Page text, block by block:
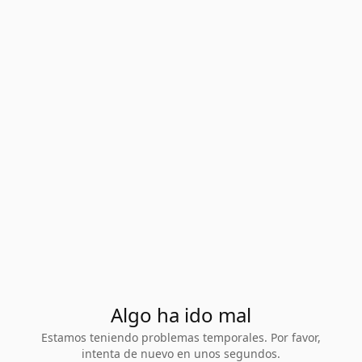
Algo ha ido mal
Estamos teniendo problemas temporales. Por favor,
intenta de nuevo en unos segundos.